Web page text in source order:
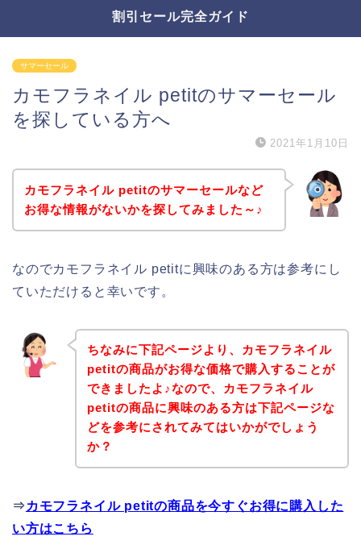
割引セール完全ガイド
サマーセール
カモフラネイル petitのサマーセール
を探している方へ
2021年1月10日
カモフラネイル petitのサマーセールなど
お得な情報がないかを探してみました～♪
なのでカモフラネイル petitに興味のある方は参考にし
ていただけると幸いです。
ちなみに下記ページより、カモフラネイル
petitの商品がお得な価格で購入することが
できましたよ♪なので、カモフラネイル
petitの商品に興味のある方は下記ページな
どを参考にされてみてはいかがでしょう
か？
⇒ カモフラネイル petitの商品を今すぐお得に購入した
い方はこちら